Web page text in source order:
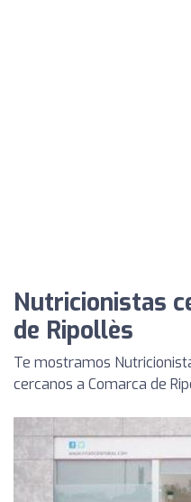
Nutricionistas
de Ripollès
Te mostramos
cercanos a Comarca de